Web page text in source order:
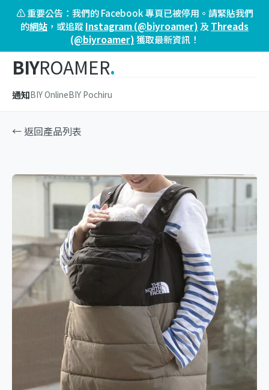
⚠️ 重要公告：我們的 Facebook 專頁已被停用。請緊貼我們
的網站 ，或追蹤Instagram (@biyroamer) 及 Threads
(@biyroamer)獲取最新資訊！
BIYROAMER.
通知BIY OnlineBIY Pochiru
← 返回產品列表